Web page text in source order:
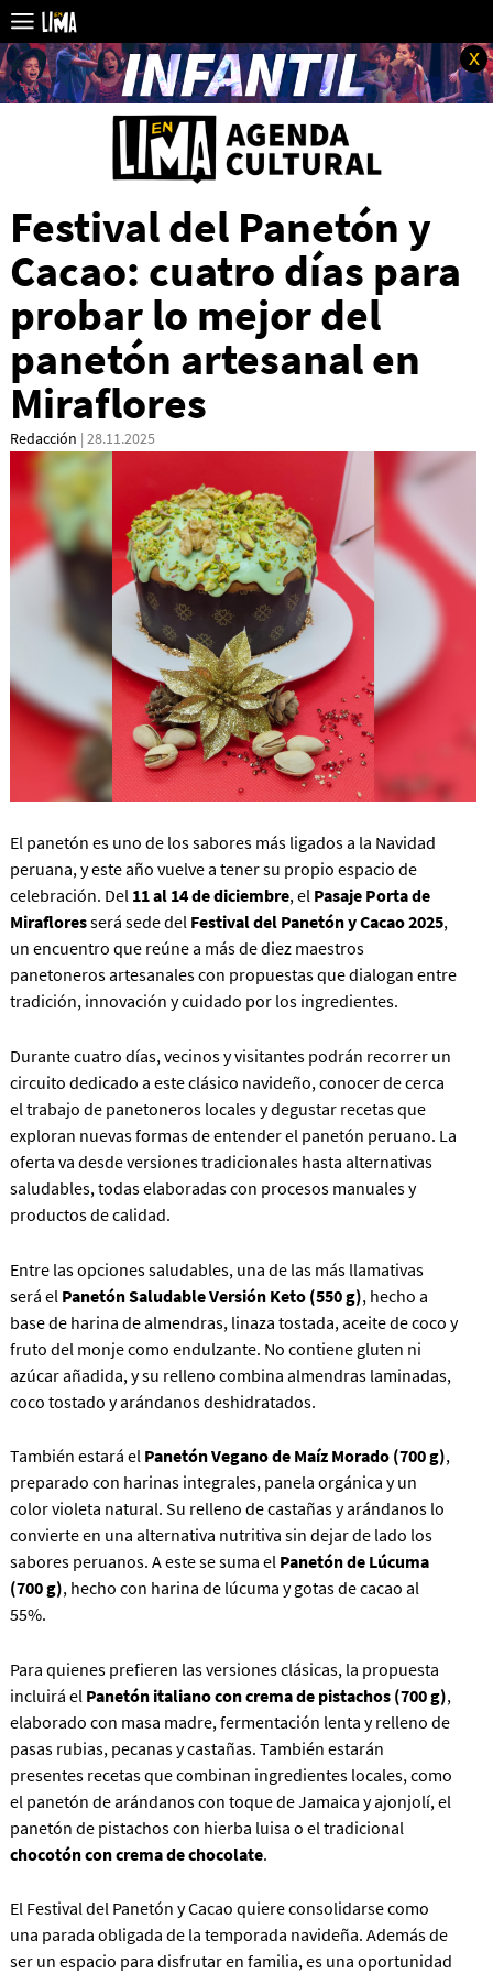
x
Festival del Panetón y
Cacao: cuatro días para
probar lo mejor del
panetón artesanal en
Miraflores
Redacción | 28.11.2025
El panetón es uno de los sabores más ligados a la Navidad
peruana, y este año vuelve a tener su propio espacio de
celebración. Del 11 al 14 de diciembre, el Pasaje Porta de
Mirafloresserá sede del Festival del Panetón y Cacao 2025,
un encuentro que reúne a más de diez maestros
panetoneros artesanales con propuestas que dialogan entre
tradición, innovación y cuidado por los ingredientes.
Durante cuatro días, vecinos y visitantes podrán recorrer un
circuito dedicado a este clásico navideño, conocer de cerca
el trabajo de panetoneros locales y degustar recetas que
exploran nuevas formas de entender el panetón peruano. La
oferta va desde versiones tradicionales hasta alternativas
saludables, todas elaboradas con procesos manuales y
productos de calidad.
Entre las opciones saludables, una de las más llamativas
será el Panetón Saludable Versión Keto (550 g), hecho a
base de harina de almendras, linaza tostada, aceite de coco y
fruto del monje como endulzante. No contiene gluten ni
azúcar añadida, y su relleno combina almendras laminadas,
coco tostado y arándanos deshidratados.
También estará el Panetón Vegano de Maíz Morado (700 g),
preparado con harinas integrales, panela orgánica y un
color violeta natural. Su relleno de castañas y arándanos lo
convierte en una alternativa nutritiva sin dejar de lado los
sabores peruanos. A este se suma el Panetón de Lúcuma
(700 g), hecho con harina de lúcuma y gotas de cacao al
55%.
Para quienes prefieren las versiones clásicas, la propuesta
incluirá el Panetón italiano con crema de pistachos (700 g),
elaborado con masa madre, fermentación lenta y relleno de
pasas rubias, pecanas y castañas. También estarán
presentes recetas que combinan ingredientes locales, como
el panetón de arándanos con toque de Jamaica y ajonjolí, el
panetón de pistachos con hierba luisa o el tradicional
chocotón con crema de chocolate.
El Festival del Panetón y Cacao quiere consolidarse como
una parada obligada de la temporada navideña. Además de
ser un espacio para disfrutar en familia, es una oportunidad